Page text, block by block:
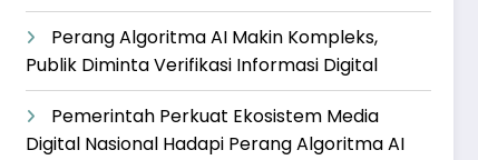
Perang Algoritma AI Makin Kompleks,
Publik Diminta Verifikasi Informasi Digital
Pemerintah Perkuat Ekosistem Media
Digital Nasional Hadapi Perang Algoritma AI